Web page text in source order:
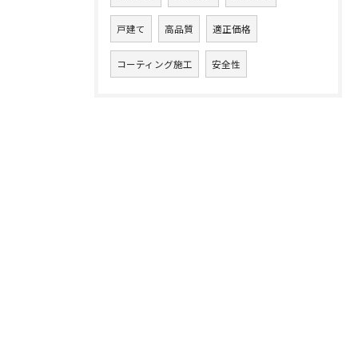
戸建て 高品質 適正価格
コーティング施工 安全性